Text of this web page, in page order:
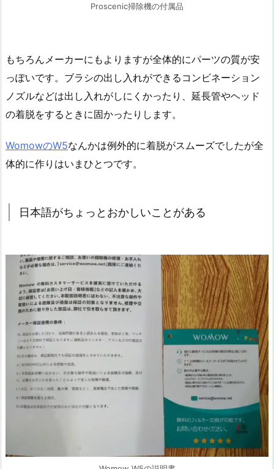
Proscenic掃除機の付属品
もちろんメーカーにもよりますが全体的にパーツの質が安
っぽいです。ブラシの出し入れができるコンビネーション
ノズルなどは出し入れがしにくかったり、延長管やヘッド
の着脱をするときに固かったりします。
WomowのW5なんかは例外的に着脱がスムーズでしたが全
体的に作りはいまひとつです。
日本語がちょっとおかしいことがある